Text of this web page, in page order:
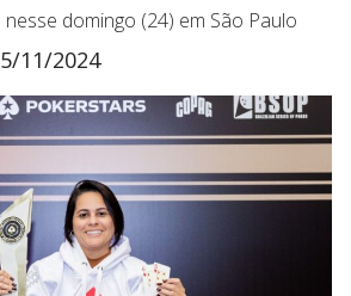
domingo (24) em São Paulo
11/2024